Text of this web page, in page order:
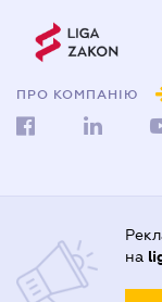
ПРО КОМПАНІЮ
на